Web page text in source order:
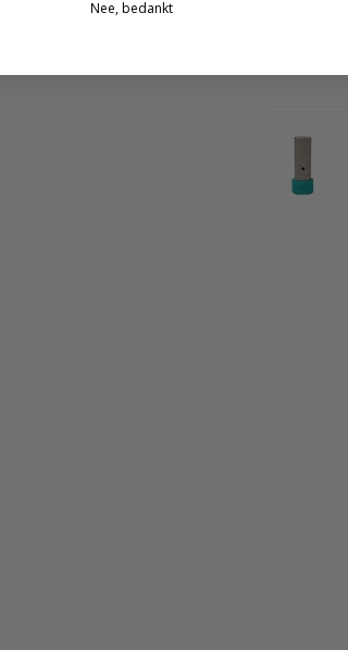
Nee, bedankt